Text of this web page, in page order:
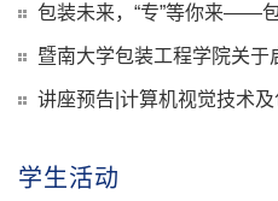
讲座预告|计算机视觉技术
学生活动